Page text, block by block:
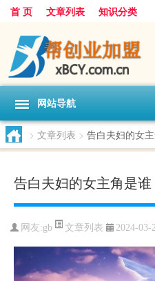
首 页 文章列表 知识分类
网站导航
> 文章列表 > 告白夫妇的女
告白夫妇的女主角是谁
网友:gb 文章列表 2024-03-